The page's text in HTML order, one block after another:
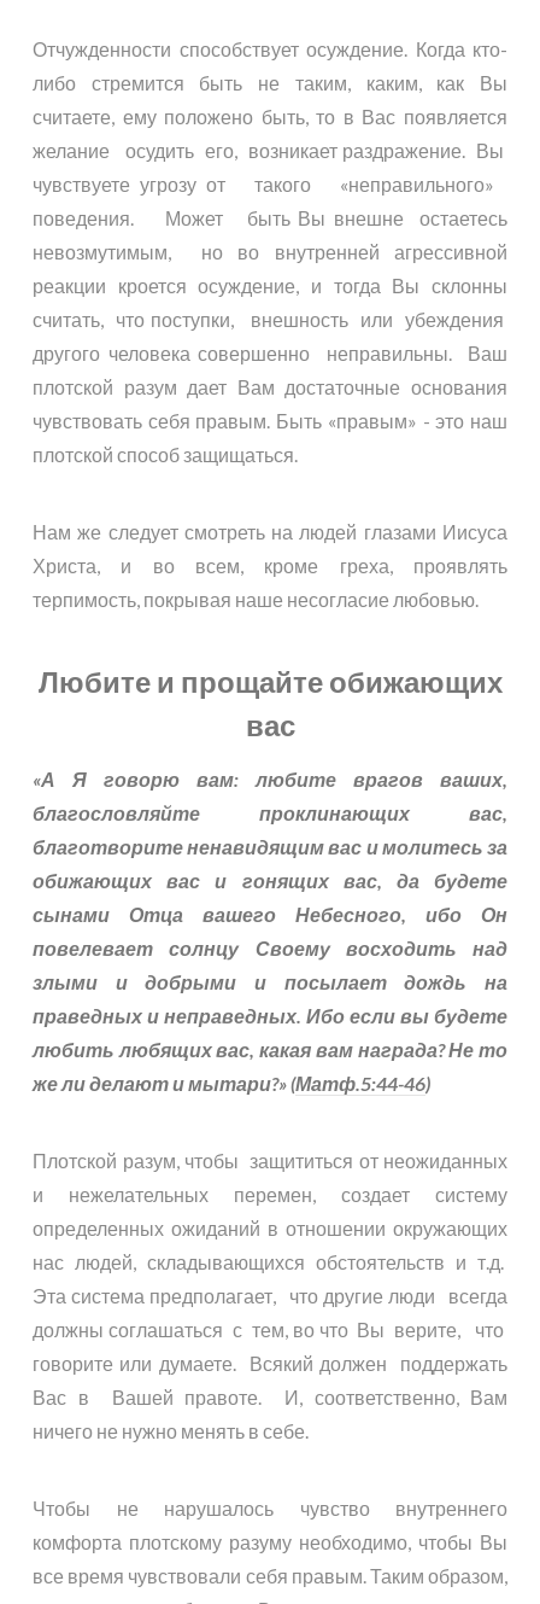
Отчужденности способствует осуждение. Когда кто-
либо стремится быть не таким, каким, как Вы
считаете, ему положено быть, то в Вас появляется
желание осудить его, возникает раздражение. Вы
чувствуете угрозу от такого «неправильного»
поведения. Может быть Вы внешне остаетесь
невозмутимым, но во внутренней агрессивной
реакции кроется осуждение, и тогда Вы склонны
считать, что поступки, внешность или убеждения
другого человека совершенно неправильны. Ваш
плотской разум дает Вам достаточные основания
чувствовать себя правым. Быть «правым» - это наш
плотской способ защищаться.
Нам же следует смотреть на людей глазами Иисуса
Христа, и во всем, кроме греха, проявлять
терпимость, покрывая наше несогласие любовью.
Любите и прощайте обижающих
вас
«А Я говорю вам: любите врагов ваших,
благословляйте проклинающих вас,
благотворите ненавидящим вас и молитесь за
обижающих вас и гонящих вас, да будете
сынами Отца вашего Небесного, ибо Он
повелевает солнцу Своему восходить над
злыми и добрыми и посылает дождь на
праведных и неправедных. Ибо если вы будете
любить любящих вас, какая вам награда? Не то
же ли делают и мытари?» (Матф.5:44-46)
Плотской разум, чтобы защититься от неожиданных
и нежелательных перемен, создает систему
определенных ожиданий в отношении окружающих
нас людей, складывающихся обстоятельств и т.д.
Эта система предполагает, что другие люди всегда
должны соглашаться с тем, во что Вы верите, что
говорите или думаете. Всякий должен поддержать
Вас в Вашей правоте. И, соответственно, Вам
ничего не нужно менять в себе.
Чтобы не нарушалось чувство внутреннего
комфорта плотскому разуму необходимо, чтобы Вы
все время чувствовали себя правым. Таким образом,